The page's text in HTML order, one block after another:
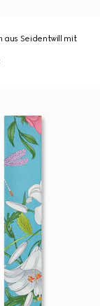
aus Seidentwill mit